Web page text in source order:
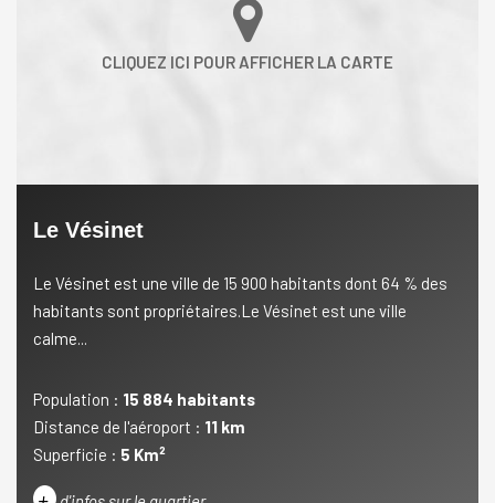
Le Vésinet
Le Vésinet est une ville de 15 900 habitants dont 64 % des
habitants sont propriétaires.Le Vésinet est une ville
calme...
Population : 15 884 habitants
Distance de l'aéroport : 11 km
Superficie : 5 Km²